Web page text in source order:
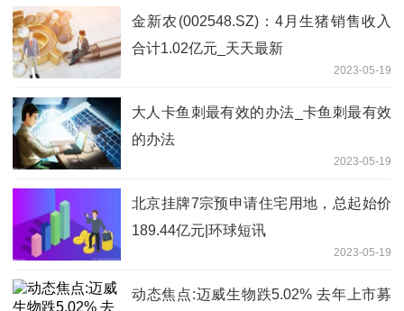
金新农(002548.SZ)：4月生猪销售收入
合计1.02亿元_天天最新
2023-05-19
大人卡鱼刺最有效的办法_卡鱼刺最有效
的办法
2023-05-19
北京挂牌7宗预申请住宅用地，总起始价
189.44亿元|环球短讯
2023-05-19
动态焦点:迈威生物跌5.02% 去年上市募